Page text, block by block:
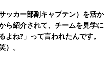
ッカー部副キャプテン）を活か
ら紹介されて、チームを見学に
ね?」って言われたんです。
）。